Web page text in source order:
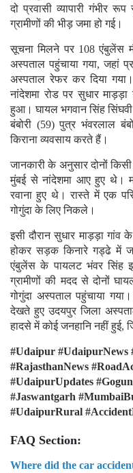
दो प्रवासी व्यापारी गंभीर
ग्रामीणों की भीड़ जमा हो गई।
सूचना मिलने पर 108 एंबुलेंस
अस्पताल पहुंचाया गया, जहां
अस्पताल रेफर कर दिया
नांदेशमा रोड पर सुधार
हुआ। घायल भगवान सिंह सिंघवी
बंबोरी (59) पुत्र भंवरलाल
किराना व्यवसाय करते हैं।
जानकारी के अनुसार दोनों किसी
मुंबई से नांदेशमा आए हुए थे।
रवाना हुए थे। रास्ते में एक
गोगुंदा के लिए निकले।
इसी दौरान सुधार माड़ड़ा
होकर सड़क किनारे गड्ढे में
एंबुलेंस के पायलट भंवर सिंह
ग्रामीणों की मदद से दोनों
गोगुंदा अस्पताल पहुंचाया
देखते हुए उदयपुर जिला
हादसे में कोई जनहानि नहीं हुई,
#Udaipur #UdaipurNews
#RajasthanNews
#UdaipurUpdates
#Jaswantgarh
#UdaipurRural
FAQ Section:
Where did the car